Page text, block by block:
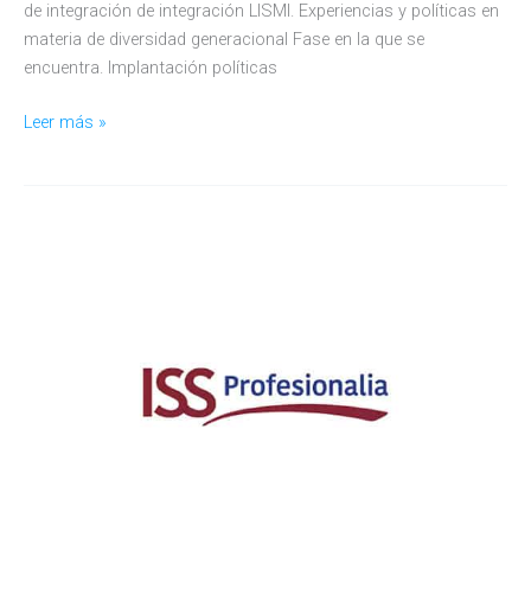
de integración de integración LISMI. Experiencias y políticas en
materia de diversidad generacional Fase en la que se
encuentra. Implantación políticas
YEES
Leer más »